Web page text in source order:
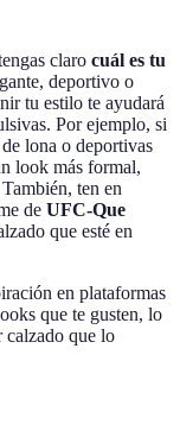
claro cuál es tu
deportivo o
tu estilo te ayudará
Por ejemplo, si
lona o deportivas
look más formal,
ten en
de UFC-Que
que esté en
en plataformas
que te gusten, lo
calzado que lo